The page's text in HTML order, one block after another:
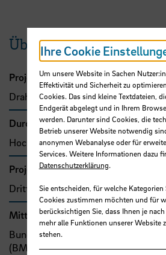
Übersicht
Projektleitung
Draheim, Patrick, Prof. Dr.-Ing.
Durchführende Organisation
Hochschule Bremen, Fakultät 4
Projekttyp
Drittmittelprojekt (Zuwendung)
Mittel- bzw. Auftragsgeber
Bund, Bundesministerium für
(BMBF)
Ihre Cookie
Um unsere Website in Sachen
Effektivität und Sicherheit zu
Cookies. Das sind kleine Textdateien,
Endgerät abgelegt und in Ihrem
werden. Darunter sind Cookies, die
Betrieb unserer Website notwendig
anonymen Webanalyse oder für
Services. Weitere Informationen dazu
Datenschutzerklärung.
Sie entscheiden, für welche Kategorien
Cookies zustimmen möchten und für
berücksichtigen Sie, dass Ihnen je
mehr alle Funktionen unserer Website
stehen.